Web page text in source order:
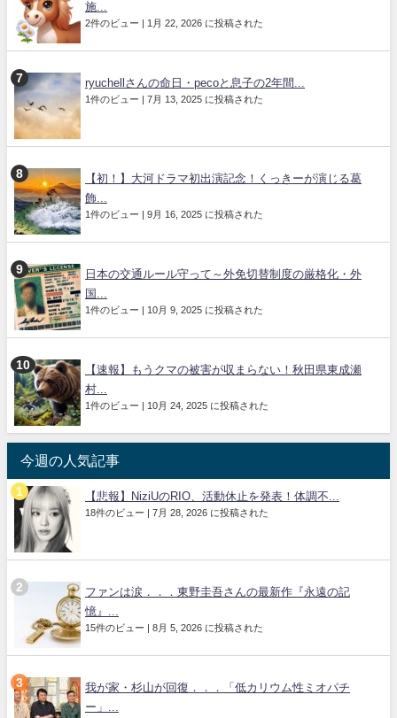
施...
2件のビュー | 1月 22, 2026 に投稿された
ryuchellさんの命日・pecoと息子の2年間...
1件のビュー | 7月 13, 2025 に投稿された
【初！】大河ドラマ初出演記念！くっきーが演じる葛
飾...
1件のビュー | 9月 16, 2025 に投稿された
日本の交通ルール守って～外免切替制度の厳格化・外
国...
1件のビュー | 10月 9, 2025 に投稿された
【速報】もうクマの被害が収まらない！秋田県東成瀬
村...
1件のビュー | 10月 24, 2025 に投稿された
今週の人気記事
【悲報】NiziUのRIO、活動休止を発表！体調不...
18件のビュー | 7月 28, 2026 に投稿された
ファンは涙．．．東野圭吾さんの最新作『永遠の記
憶』...
15件のビュー | 8月 5, 2026 に投稿された
我が家・杉山が回復．．．「低カリウム性ミオパチ
ー」...